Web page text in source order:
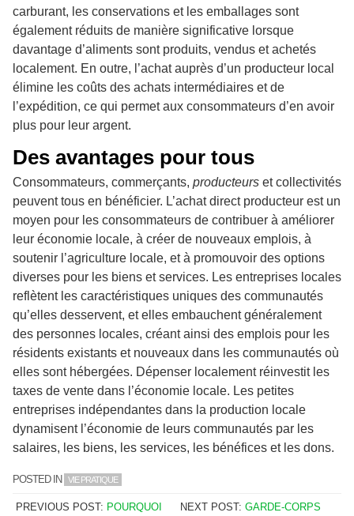
carburant, les conservations et les emballages sont
également réduits de manière significative lorsque
davantage d’aliments sont produits, vendus et achetés
localement. En outre, l’achat auprès d’un producteur local
élimine les coûts des achats intermédiaires et de
l’expédition, ce qui permet aux consommateurs d’en avoir
plus pour leur argent.
Des avantages pour tous
Consommateurs, commerçants, producteurs et collectivités
peuvent tous en bénéficier. L’achat direct producteur est un
moyen pour les consommateurs de contribuer à améliorer
leur économie locale, à créer de nouveaux emplois, à
soutenir l’agriculture locale, et à promouvoir des options
diverses pour les biens et services. Les entreprises locales
reflètent les caractéristiques uniques des communautés
qu’elles desservent, et elles embauchent généralement
des personnes locales, créant ainsi des emplois pour les
résidents existants et nouveaux dans les communautés où
elles sont hébergées. Dépenser localement réinvestit les
taxes de vente dans l’économie locale. Les petites
entreprises indépendantes dans la production locale
dynamisent l’économie de leurs communautés par les
salaires, les biens, les services, les bénéfices et les dons.
POSTED IN VIE PRATIQUE
PREVIOUS POST: POURQUOI
NEXT POST:GARDE-CORPS